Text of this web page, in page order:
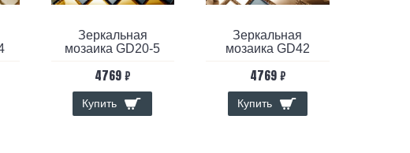
Зеркальная
мозаика GD20-5
4769 ₽
Купить
Зеркальная
мозаика GD42
4769 ₽
Купить